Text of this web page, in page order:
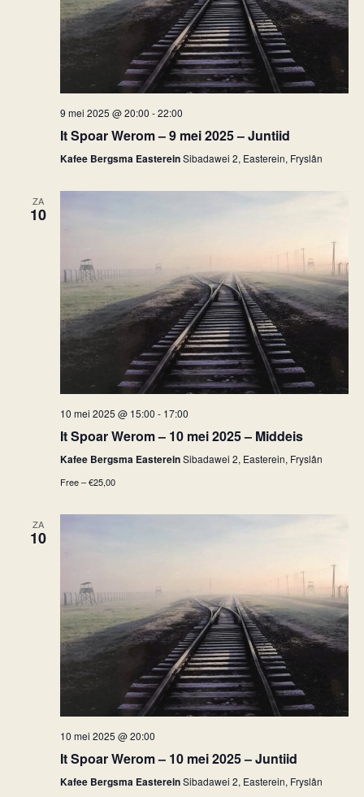
9 mei 2025 @ 20:00 -22:00
It Spoar Werom – 9 mei 2025 – Juntiid
Kafee Bergsma EastereinSibadawei 2, Easterein, Fryslân
ZA
10
10 mei 2025 @ 15:00 - 17:00
It Spoar Werom – 10 mei 2025 – Middeis
Kafee Bergsma EastereinSibadawei 2, Easterein, Fryslân
Free – €25,00
ZA
10
10 mei 2025 @ 20:00
It Spoar Werom – 10 mei 2025 – Juntiid
Kafee Bergsma EastereinSibadawei 2, Easterein, Fryslân